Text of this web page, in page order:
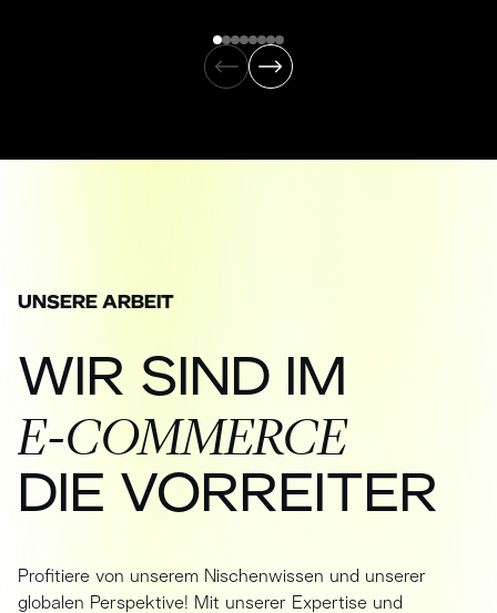
UNSERE ARBEIT
WIR SIND IM
E-COMMERCE
DIE VORREITER
Profitiere von unserem Nischenwissen und unserer
globalen Perspektive! Mit unserer Expertise und